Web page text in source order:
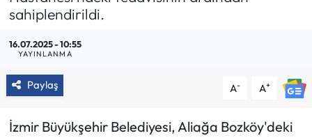
sahiplendirildi.
16.07.2025 - 10:55
YAYINLANMA
Paylaş A- A+
İzmir Büyükşehir Belediyesi, Aliağa Bozköy'deki